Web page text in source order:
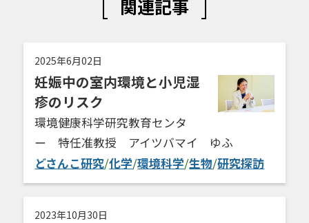
関連記事
2025年6月02日
妊娠中の室内環境と小児湿
疹のリスク
環境健康科学研究教育センタ
ー 特任准教授 アイツバマイ ゆふ
どさんこ研究/化学/環境科学/生物/研究探訪
2023年10月30日